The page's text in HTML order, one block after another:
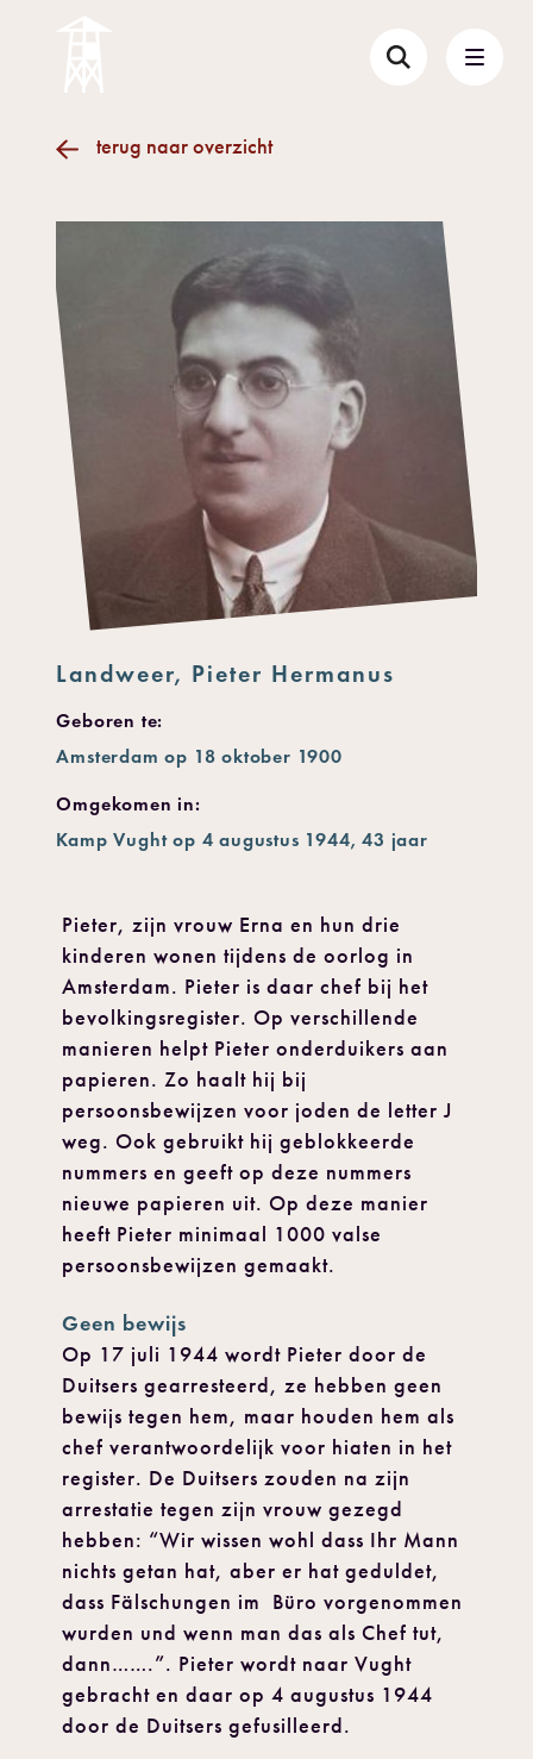
terug naar overzicht
Landweer, Pieter Hermanus
Geboren te:
Amsterdam op 18 oktober 1900
Omgekomen in:
Kamp Vught op 4 augustus 1944, 43 jaar
Pieter, zijn vrouw Erna en hun drie
kinderen wonen tijdens de oorlog in
Amsterdam. Pieter is daar chef bij het
bevolkingsregister. Op verschillende
manieren helpt Pieter onderduikers aan
papieren. Zo haalt hij bij
persoonsbewijzen voor joden de letter J
weg. Ook gebruikt hij geblokkeerde
nummers en geeft op deze nummers
nieuwe papieren uit. Op deze manier
heeft Pieter minimaal 1000 valse
persoonsbewijzen gemaakt.
Geen bewijs
Op 17 juli 1944 wordt Pieter door de
Duitsers gearresteerd, ze hebben geen
bewijs tegen hem, maar houden hem als
chef verantwoordelijk voor hiaten in het
register. De Duitsers zouden na zijn
arrestatie tegen zijn vrouw gezegd
hebben: “Wir wissen wohl dass Ihr Mann
nichts getan hat, aber er hat geduldet,
dass Fälschungen im Büro vorgenommen
wurden und wenn man das als Chef tut,
dann…….”. Pieter wordt naar Vught
gebracht en daar op 4 augustus 1944
door de Duitsers gefusilleerd.